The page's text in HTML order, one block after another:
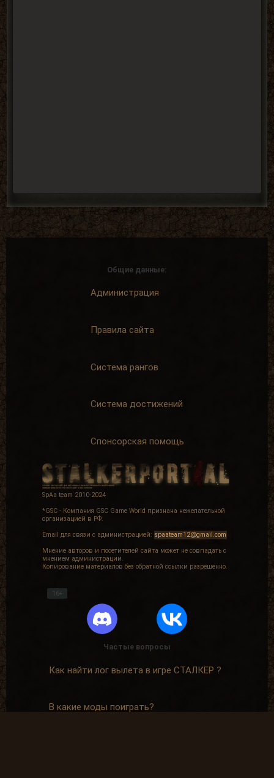
Общие данные:
Администрация
Правила сайта
Система рангов
Система достижений
Спонсорская помощь
SpAa team 2010-2024
*GSC - Компания GSC Game World признана нежелательной
организацией в РФ.
Email для связи с администрацией: spaateam12@gmail.com
Мнение авторов и посетителей сайта может не совпадать с
мнением администрации.
Копирование материалов без обратной ссылки разрешенно.
16+
Частые вопросы
Как найти лог вылета в игре СТАЛКЕР ?
В какие моды поиграть?